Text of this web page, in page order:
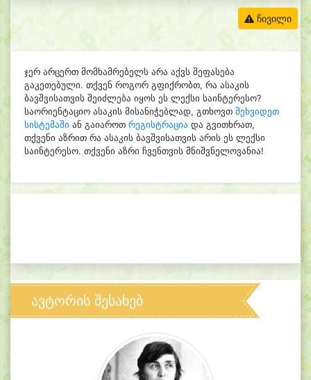
ჩივილი
ჯერ არცერთ მომხამრებელს არა აქვს შეფასება
გაკეთებული. თქვენ როგორ გფიქრობთ, რა ასაკის
ბავშვისათვის შეიძლება იყოს ეს ლექსი საინტერესო?
საორიენტაციო ასაკის მისანიჭებლად, გთხოვთ შეხვიდეთ
სისტემაში ან გაიაროთ რეგისტრაცია და გვითხრათ,
თქვენი აზრით რა ასაკის ბავშვისათვის არის ეს ლექსი
საინტერესო. თქვენი აზრი ჩვენთვის მნიშვნელოვანია!
ავტორის შესახებ